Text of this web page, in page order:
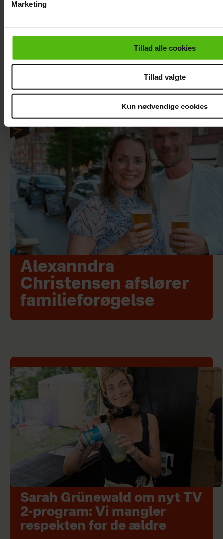
cookiepolitik.
Marketing
Tillad alle cookies
Tillad valgte
Kun nødvendige cookies
Se videoen: Jesper Buch som DJ på
Alexanndra
Christensen afslører
familieforøgelse
Sarah Grünewald om nyt TV
2-program: Vi mangler
respekten for de ældre